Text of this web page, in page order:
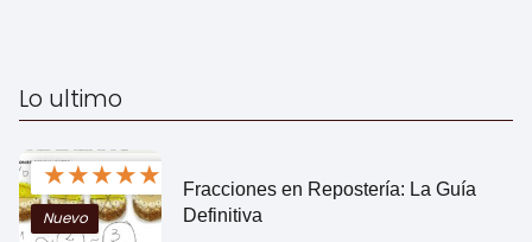
Lo ultimo
★★★★★
Nuevo
Fracciones en Repostería: La Guía
Definitiva